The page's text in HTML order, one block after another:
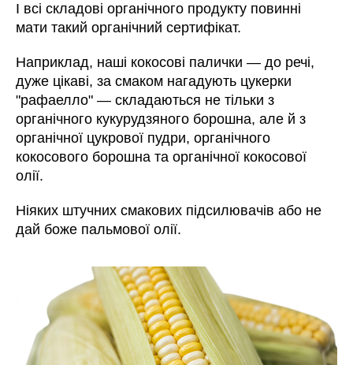
І всі складові органічного продукту повинні
мати такий органічний сертифікат.
Наприклад, наші кокосові палички—до речі,
дуже цікаві, за смаком нагадують цукерки
"рафаелло"—складаються не тільки з
органічного кукурудзяного борошна, але й з
органічної цукрової пудри, органічного
кокосового борошна та органічної кокосової
олії.
Ніяких штучних смакових підсилювачів або не
дай боже пальмової олії.